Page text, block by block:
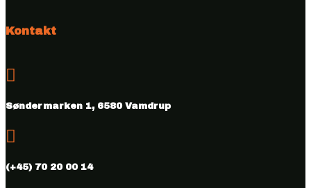
Kontakt

Søndermarken 1, 6580 Vamdrup

(+45) 70 20 00 14